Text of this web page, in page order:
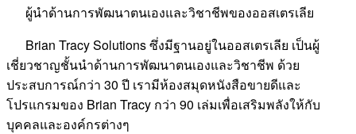
ผู้นำด้านการพัฒนาตนเองและวิชาชีพของออสเตรเลีย
Brian Tracy Solutions ซึ่งมีฐานอยู่ในออสเตรเลีย เป็นผู้
เชี่ยวชาญชั้นนำด้านการพัฒนาตนเองและวิชาชีพ ด้วย
ประสบการณ์กว่า 30 ปี เรามีห้องสมุดหนังสือขายดีและ
โปรแกรมของ Brian Tracy กว่า 90 เล่มเพื่อเสริมพลังให้กับ
บุคคลและองค์กรต่างๆ